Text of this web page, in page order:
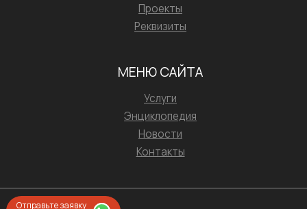
Отправьте заявку
Проекты
Реквизиты
МЕНЮ САЙТА
Услуги
Энциклопедия
Новости
Контакты